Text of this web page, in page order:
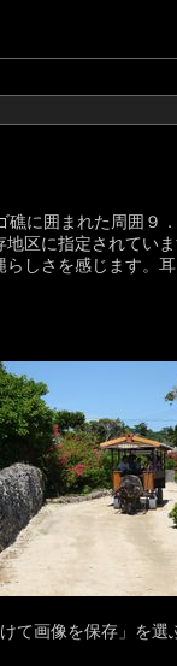
礁に囲まれた周囲９
区に指定されてい
しさを感じます。
て画像を保存」を選